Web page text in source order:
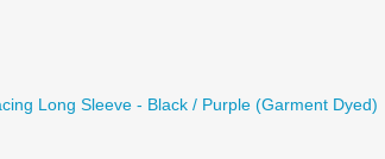
Long Sleeve - Black / Purple (garment Dyed)